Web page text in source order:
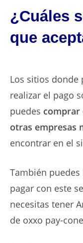
¿Cuáles
que
Los sitios donde
realizar el pago
puedes comprar
otras empresas
encontrar en el
También
pagar con este
necesitas tener
de oxxo pay-